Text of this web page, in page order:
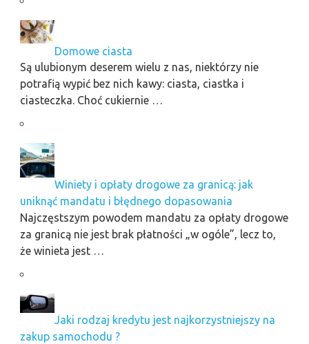
Domowe ciasta
Są ulubionym deserem wielu z nas, niektórzy nie
potrafią wypić bez nich kawy: ciasta, ciastka i
ciasteczka. Choć cukiernie …
Winiety i opłaty drogowe za granicą: jak
uniknąć mandatu i błędnego dopasowania
Najczęstszym powodem mandatu za opłaty drogowe
za granicą nie jest brak płatności „w ogóle”, lecz to,
że winieta jest …
Jaki rodzaj kredytu jest najkorzystniejszy na
zakup samochodu ?